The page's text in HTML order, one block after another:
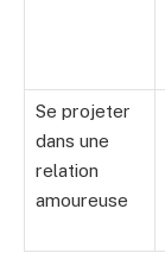
Se projeter
dans une
relation
amoureuse